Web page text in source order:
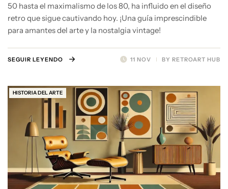
50 hasta el maximalismo de los 80, ha influido en el diseño
retro que sigue cautivando hoy. ¡Una guía imprescindible
para amantes del arte y la nostalgia vintage!
11 NOV BY RETROART HUB
SEGUIR LEYENDO
HISTORIA DEL ARTE